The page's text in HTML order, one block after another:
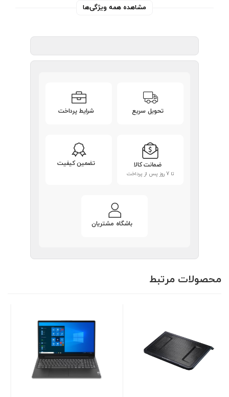
مشاهده همه ویژگی‌ها
تحویل سریع شرایط پرداخت
ضمانت کالا
تا 7 روز پس از پرداخت
تضمین کیفیت
باشگاه مشتریان
محصولات مرتبط